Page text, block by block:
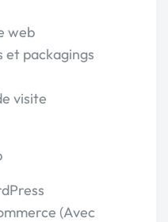
web
packagings
visite
(Avec